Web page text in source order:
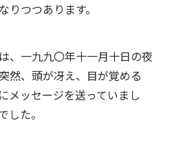
りつつあります。
、一九九〇年十一月十日の夜
然、頭が冴え、目が覚める
メッセージを送っていまし
した。